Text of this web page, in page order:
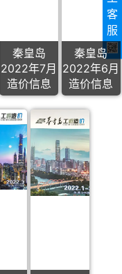
秦皇岛
2022年7月
造价信息
秦皇岛
2022年6月
造价信息
客
服